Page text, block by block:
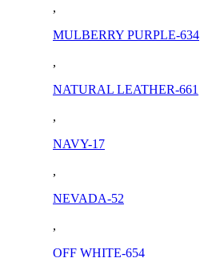
,
MULBERRY PURPLE-634
,
NATURAL LEATHER-661
,
NAVY-17
,
NEVADA-52
,
OFF WHITE-654